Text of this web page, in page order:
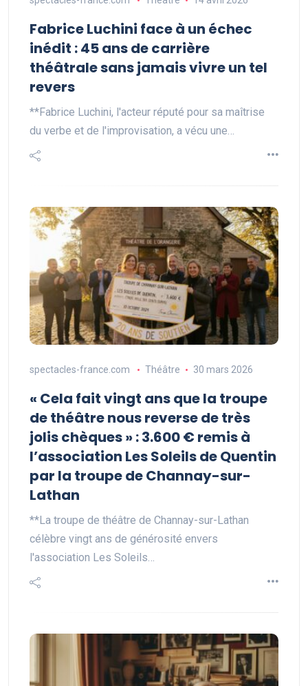
Fabrice Luchini face à un échec
inédit : 45 ans de carrière
théâtrale sans jamais vivre un tel
revers
**Fabrice Luchini, l'acteur réputé pour sa maîtrise
du verbe et de l'improvisation, a vécu une…
spectacles-france.com Théâtre 30 mars 2026
« Cela fait vingt ans que la troupe
de théâtre nous reverse de très
jolis chèques » : 3.600 € remis à
l’association Les Soleils de Quentin
par la troupe de Channay-sur-
Lathan
**La troupe de théâtre de Channay-sur-Lathan
célèbre vingt ans de générosité envers
l'association Les Soleils…